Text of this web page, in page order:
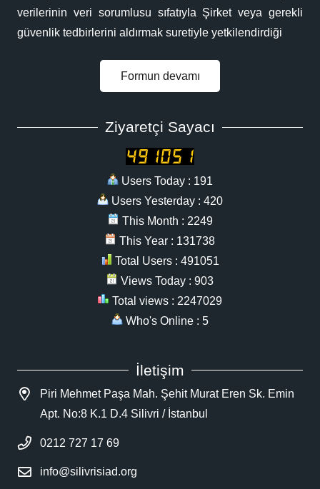
verilerinin veri sorumlusu sıfatıyla Şirket veya gerekli
güvenlik tedbirlerini aldırmak suretiyle yetkilendirdiği
Formun devamı
Ziyaretçi Sayacı
Users Today : 191
Users Yesterday : 420
This Month : 2249
This Year : 131738
Total Users : 491051
Views Today : 903
Total views : 2247029
Who's Online : 5
İletişim
Piri Mehmet Paşa Mah. Şehit Murat Eren Sk. Emin
Apt. No:8 K.1 D.4 Silivri / İstanbul
0212 727 17 69
info@silivrisiad.org